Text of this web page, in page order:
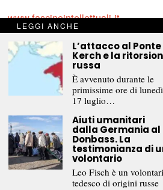
www.fascinointellettuali.it
info[at]fascinointellettuali.it
Per segnalare eventuali errori
riservato,scriveteci e
rimozione del materiale lesivo dei
L’intero contenuto di questo sito
copyright.
©2026FRAMMENTI
CHI SIAMO FR CLUB COLLABORA
LEGGI ANCHE
L’attacco al
Kerch e la
russa
È avvenuto durante le
primissime ore di lunedì
17 luglio…
Aiuti umanitari
dalla Germania al
Donbass. La
testimonianza di
volontario
Leo Fisch è un
tedesco di origini russe